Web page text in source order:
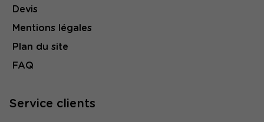
Devis
Mentions légales
Plan du site
FAQ
Service clients